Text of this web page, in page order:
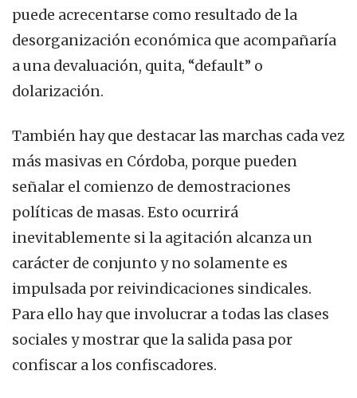
puede acrecentarse como resultado de la
desorganización económica que acompañaría
a una devaluación, quita, “default” o
dolarización.
También hay que destacar las marchas cada vez
más masivas en Córdoba, porque pueden
señalar el comienzo de demostraciones
políticas de masas. Esto ocurrirá
inevitablemente si la agitación alcanza un
carácter de conjunto y no solamente es
impulsada por reivindicaciones sindicales.
Para ello hay que involucrar a todas las clases
sociales y mostrar que la salida pasa por
confiscar a los confiscadores.